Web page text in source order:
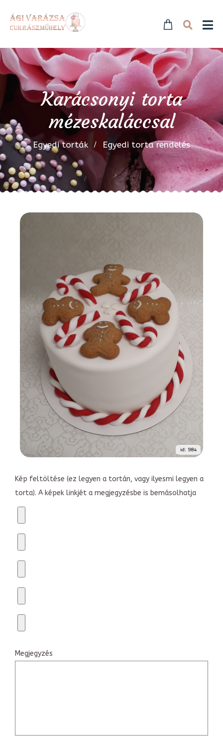
Karácsonyi torta
mézeskaláccsal
Egyedi torták Egyedi torta rendelés
id: 984
Kép feltöltése (ez legyen a tortán, vagy ilyesmi legyen a
torta). A képek linkjét a megjegyzésbe is bemásolhatja
Megjegyzés